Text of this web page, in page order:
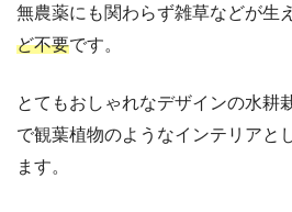
無農薬にも関わらず雑草などが生
ど不要です。
とてもおしゃれなデザインの水耕
で観葉植物のようなインテリアと
ます。